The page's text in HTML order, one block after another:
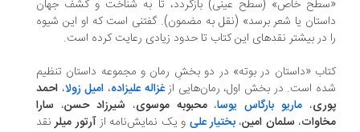
خاص» (سطح عینی) بازگردد، تا به شناخت و کشف جهان
یا شعر برسد» (نقل به مضمون). گفتنی است که او این شیوه
در بیشتر نقدهای این کتاب تا حدود زیادی رعایت کرده است.
«داستان در بوته» در دو بخشِ رمان و مجموعه داستان تنظیم
است. در بخش اول، رمان‌هایی ازغزاله علیزاده،امیل زولا،احمد
،ماریو بارگاس یوسا، محبوبه موسوی،شیرزاد حسن ،سارا
،سلمان امین،بختیار علیو یک نمایش‌نامه ازآرتور میلرنقد